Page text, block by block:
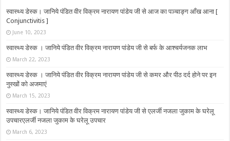
स्वास्थ्य डेस्क। जानिये पंडित वीर विक्रम नारायण पांडेय जी से आज का पञ्चाङ्ग आँख आना [
Conjunctivitis ]
June 10, 2023
स्वास्थ्य डेस्क । जानिये पंडित वीर विक्रम नारायण पांडेय जी से बर्फ के आश्चर्यजनक लाभ
March 22, 2023
स्वास्थ्य डेस्क । जानिये पंडित वीर विक्रम नारायण पांडेय जी से कमर और पीठ दर्द होने पर इन
नुस्‍खों को अजमाएं
March 15, 2023
स्वास्थ्य डेस्क। जानिये पंडित वीर विक्रम नारायण पांडेय जी से एलर्जी नजला जुकाम के घरेलू
उपचारएलर्जी नजला जुकाम के घरेलू उपचार
March 6, 2023